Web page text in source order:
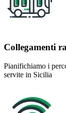
Collegamenti
Pianifichiamo i
servite in Sicilia